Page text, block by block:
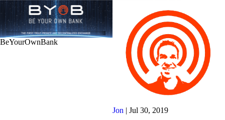
BeYourOwnBank
Jon | Jul 30, 2019